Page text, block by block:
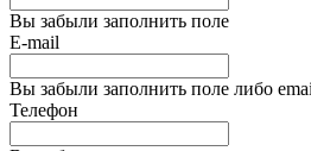
Вы забыли заполнить поле
E-mail
Вы забыли заполнить поле либо
Телефон